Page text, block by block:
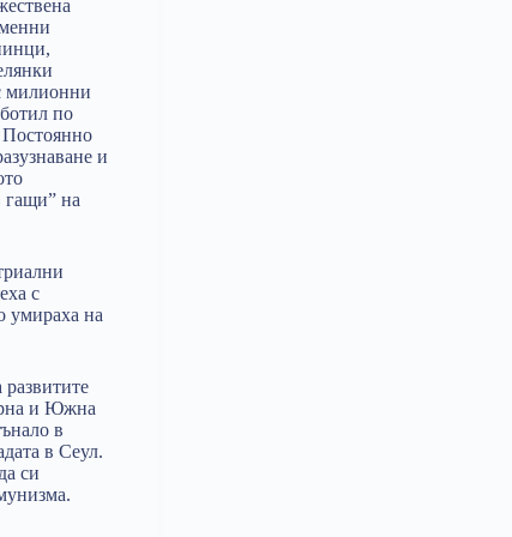
милионни
по
Постоянно
и
гащи” на
с
умираха на
и Южна
в
в Сеул.
си